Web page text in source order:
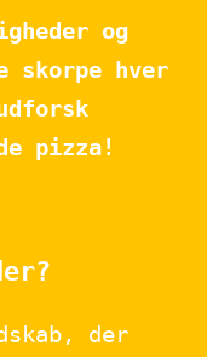
og
skorpe hver
pizza!
der